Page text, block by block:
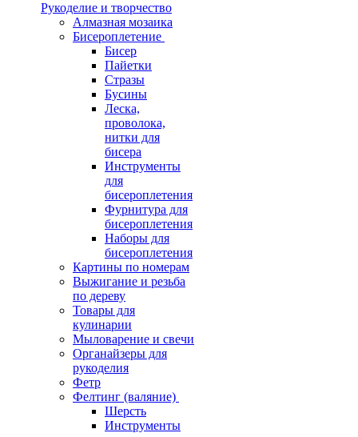
Рукоделие и творчество
Алмазная мозаика
Бисероплетение
Бисер
Пайетки
Стразы
Бусины
Леска,
проволока,
нитки для
бисера
Инструменты
для
бисероплетения
Фурнитура для
бисероплетения
Наборы для
бисероплетения
Картины по номерам
Выжигание и резьба
по дереву
Товары для
кулинарии
Мыловарение и свечи
Органайзеры для
рукоделия
Фетр
Фелтинг (валяние)
Шерсть
Инструменты